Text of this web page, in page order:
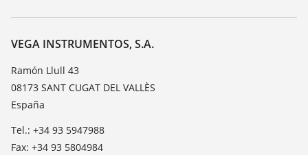
Lista de resistencias
TeamViewer
Acerca de VEGA
Contacto
Notícias
Prensa
Blog
VEGA INSTRUMENTOS, S.A.
Ramón Llull 43
08173 SANT CUGAT DEL VALLÈS
España
Tel.: +34 93 5947988
Fax: +34 93 5804984